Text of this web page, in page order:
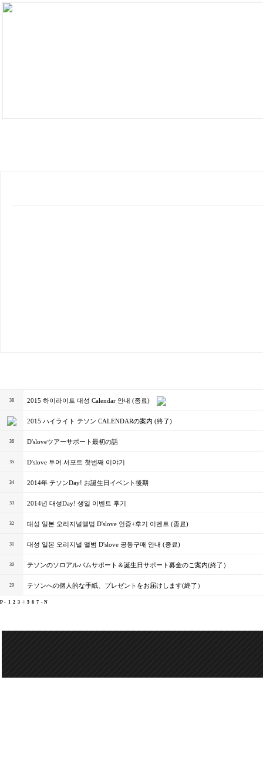
38 2015 하이라이트 대성 Calendar 안내 (종료)
2015 ハイライト テソン CALENDARの案内 (終了)
36 D'sloveツアーサポート最初の話
35 D'slove 투어 서포트 첫번째 이야기
34 2014年 テソンDay! お誕生日イベント後期
33 2014년 대성Day! 생일 이벤트 후기
32 대성 일본 오리지널앨범 D'slove 인증+후기 이벤트 (종료)
31 대성 일본 오리지널 앨범 D'slove 공동구매 안내 (종료)
30 テソンのソロアルバムサポート＆誕生日サポート募金のご案内(終了）
29 テソンへの個人的な手紙、プレゼントをお届けします(終了）
P - 1 2 3 4 5 6 7 - N